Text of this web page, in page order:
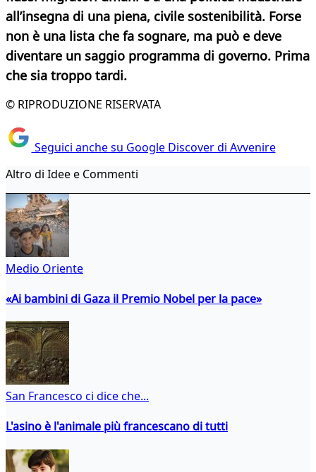
all’insegna di una piena, civile sostenibilità. Forse
non è una lista che fa sognare, ma può e deve
diventare un saggio programma di governo. Prima
che sia troppo tardi.
© RIPRODUZIONE RISERVATA
Seguici anche su Google Discover di Avvenire
Altro di Idee e Commenti
Medio Oriente
«Ai bambini di Gaza il Premio Nobel per la pace»
San Francesco ci dice che...
L'asino è l'animale più francescano di tutti